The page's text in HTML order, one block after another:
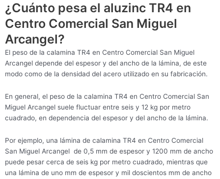
¿Cuánto pesa el aluzinc TR4 en
Centro Comercial San Miguel
Arcangel?
El peso de la calamina TR4 en Centro Comercial San Miguel
Arcangel depende del espesor y del ancho de la lámina, de este
modo como de la densidad del acero utilizado en su fabricación.
En general, el peso de la calamina TR4 en Centro Comercial San
Miguel Arcangel suele fluctuar entre seis y 12 kg por metro
cuadrado, en dependencia del espesor y del ancho de la lámina.
Por ejemplo, una lámina de calamina TR4 en Centro Comercial
San Miguel Arcangel de 0,5 mm de espesor y 1200 mm de ancho
puede pesar cerca de seis kg por metro cuadrado, mientras que
una lámina de uno mm de espesor y mil doscientos mm de ancho